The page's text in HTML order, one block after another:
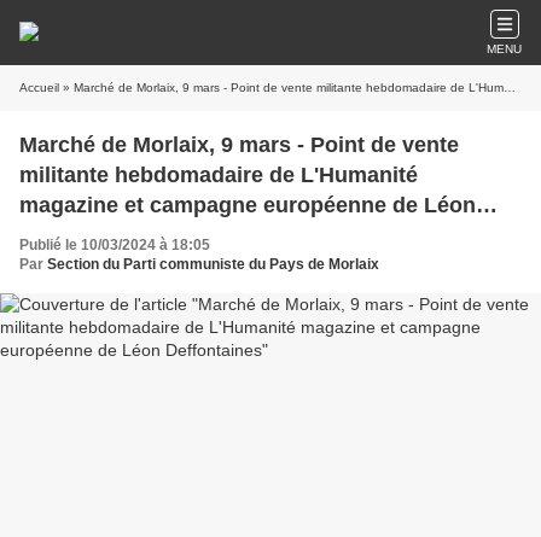
MENU
Accueil » Marché de Morlaix, 9 mars - Point de vente militante hebdomadaire de L'Humanité magazine et campagne européenne de Léon Deffontaines
Marché de Morlaix, 9 mars - Point de vente
militante hebdomadaire de L'Humanité
magazine et campagne européenne de Léon
Deffontaines
Publié le 10/03/2024 à 18:05
Par Section du Parti communiste du Pays de Morlaix